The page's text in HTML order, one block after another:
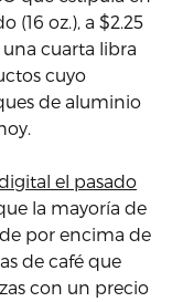
(16 oz.), a $2.25
una cuarta libra
cuyo
de aluminio
el pasado
la mayoría de
por encima de
de café que
con un precio